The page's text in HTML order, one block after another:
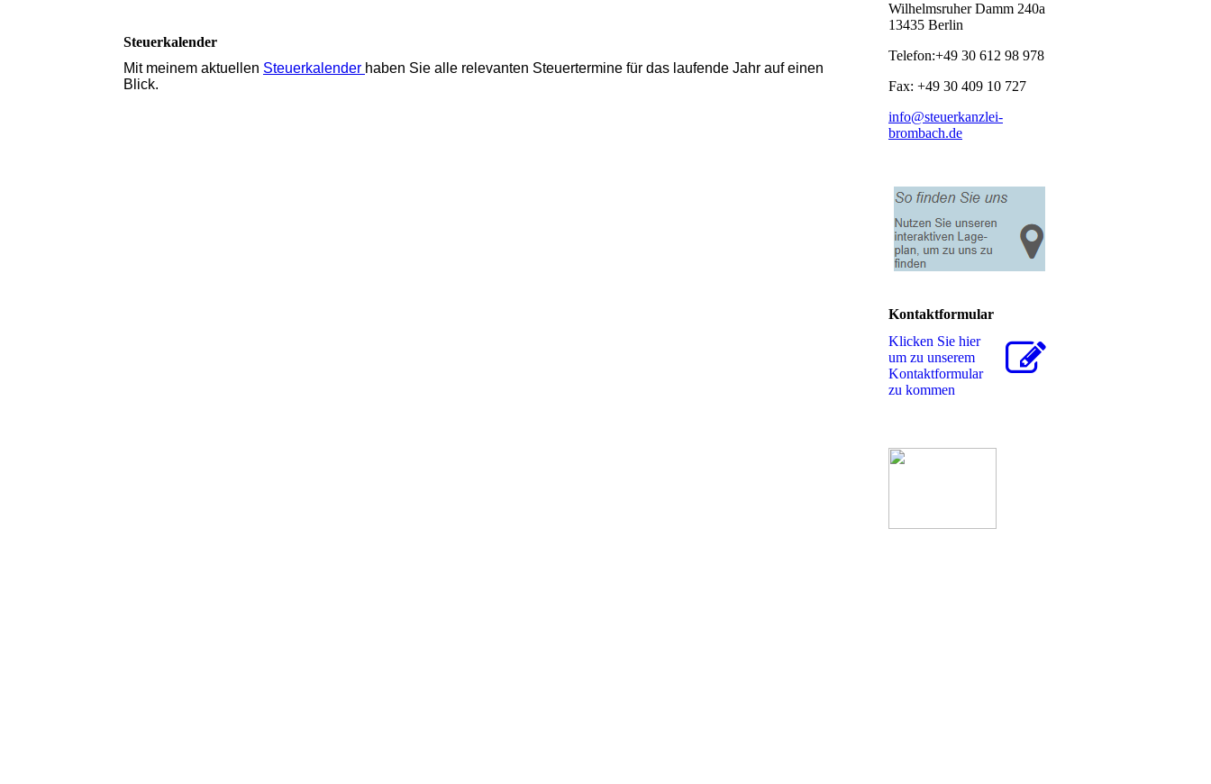
Steuerkalender
Mit meinem aktuellen Steuerkalender haben Sie alle relevanten Steuertermine für das laufende Jahr auf einen
Blick.
Wilhelmsruher Damm 240a
13435 Berlin
Telefon:+49 30 612 98 978
Fax: +49 30 409 10 727
info@steuerkanzlei-
brombach.de
Kontaktformular
Klicken Sie hier
um zu unserem
Kon­takt­for­mu­lar
zu kommen